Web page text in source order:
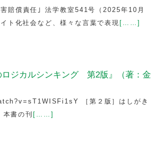
賠償責任｣ 法学教室541号（2025年10月
ト化社会など、様々な言葉で表現 [……]
ロジカルシンキング 第2版』（著：金
［第２版］はしがき
書の刊 [……]